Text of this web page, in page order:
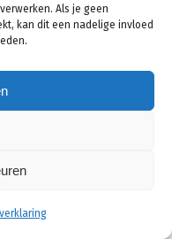
Als je geen
kan dit een nadelige invloed
opbergen in de
wel belangrijk dat
gezond is. Dit is
kelderdichting.
in dat u de